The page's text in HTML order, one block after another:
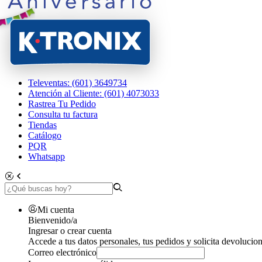
Televentas: (601) 3649734
Atención al Cliente: (601) 4073033
Rastrea Tu Pedido
Consulta tu factura
Tiendas
Catálogo
PQR
Whatsapp
Mi cuenta
Bienvenido/a
Ingresar o crear cuenta
Accede a tus datos personales, tus pedidos y solicita
Correo electrónico